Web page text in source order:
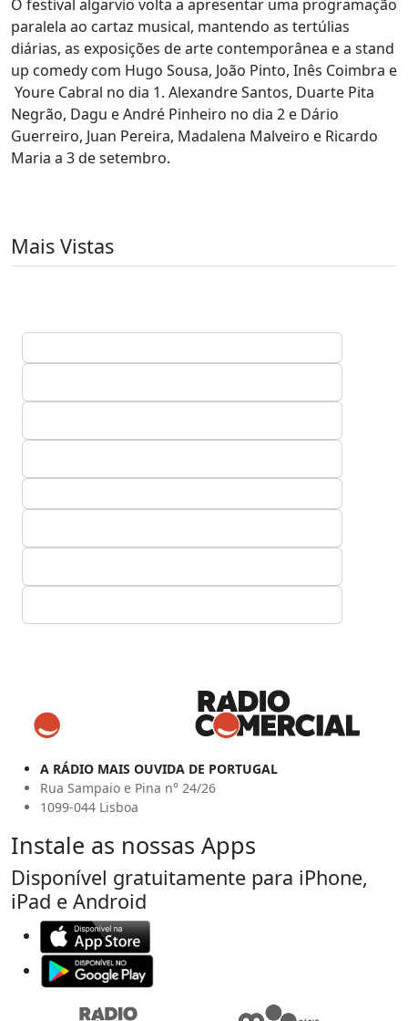
O festival algarvio volta a apresentar uma programação
paralela ao cartaz musical, mantendo as tertúlias
diárias, as exposições de arte contemporânea e a stand
up comedy com Hugo Sousa, João Pinto, Inês Coimbra e
Youre Cabral no dia 1. Alexandre Santos, Duarte Pita
Negrão, Dagu e André Pinheiro no dia 2 e Dário
Guerreiro, Juan Pereira, Madalena Malveiro e Ricardo
Maria a 3 de setembro.
Mais Vistas
A RÁDIO MAIS OUVIDA DE PORTUGAL
Rua Sampaio e Pina n° 24/26
1099-044 Lisboa
Instale as nossas Apps
Disponível gratuitamente para iPhone,
iPad e Android